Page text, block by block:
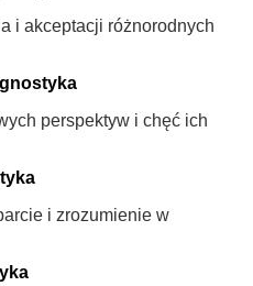
i akceptacji różnorodnych
perspektyw i chęć ich
i zrozumienie w